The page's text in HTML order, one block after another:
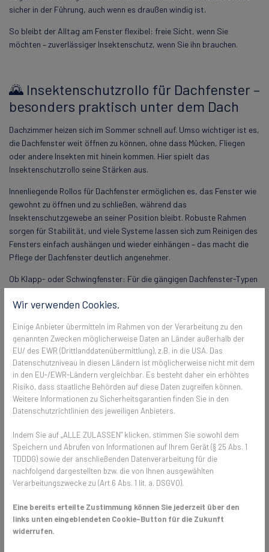
sicher in der Führung, auch wenn es draußen windig ist.
So bleibt der Alltag am Fenster flexibel: freie Sicht, wenn Sie
möchten – zuverlässiger Insektenschutz, wenn Sie ihn brauchen.
🌄 Insektenschutzrollo für Dachfenster –
besonders praktisch unter dem Dach
Dachzimmer heizen sich im Sommer schnell auf. Umso wichtiger ist es,
die Dachfenster weit öffnen zu können, ohne dass Mücken, Fliegen
oder andere Insekten mit hinein kommen. Hier spielt das
Insektenschutzrollo seine Stärken aus.
Innenliegende Rollos für Dachfenster ermöglichen es, das Fenster wie
gewohnt zu öffnen und zu schließen, während das
Insektenschutzgewebe an seiner Position bleibt. Robuste Rahmen
sorgen für Stabilität, und viele Systeme lassen sich zum Reinigen des
Fensters einfach aushängen und wieder einhängen – das macht die
Pflege der Dachfenster deutlich angenehmer.
Ob Klapp- oder Schwingfenster: Für die gängigen Dachfenster-Typen
integrieren.
🧩 Komfort & Vorteile im Überblick
Insektenschutzrollos für Fenster und Dachfenster verbinden mehrere
Vorteile in einem System:
Platzsparend & dezent:Das Gewebe verschwindet im
wichtig sind.
Hoher Bedienkomfort:Eine auf den Einsatz abgestimmte
Mechanik sorgt für leichtes Auf- und Abrollen; eine integrierte
Bremse unterstützt das kontrollierte Einfahren.
Sicher geführt:Seitliche Bürstenführungen verhindern, dass
Langlebig & stabil:
Die Systeme sind auf häufiges Öffnen und
Schließen ausgelegt und bieten hohe Stabilität, gerade bei
Wir verwenden Cookies.
Einige Anbieter übermitteln im Rahmen von der Verarbeitung zu den
genannten Zwecken möglicherweise Daten an Länder außerhalb der
EU/ des EWR (Drittlanddatenübermittlung), z.B. in die USA. Das
Datenschutzniveau in diesen Ländern ist möglicherweise nicht mit dem
in den EU-/EWR-Ländern vergleichbar. Es besteht daher ein erhöhtes
Risiko, dass staatliche Behörden auf diese Daten zugreifen können.
Weitere Informationen zu Sicherheitsgarantien finden Sie in den
Datenschutzrichtlinien des jeweiligen Anbieters.
Indem Sie auf „ALLE ZULASSEN" klicken, stimmen Sie sowohl dem
Speichern und Abrufen von Informationen auf Ihrem Gerät (§ 25 Abs. 1
TDDDG) sowie der anschließenden Datenverarbeitung für die
nachfolgend dargestellten bzw. die von Ihnen ausgewählten
Verarbeitungszwecke zu (Art 6 Abs. 1 lit. a. DSGVO).
Eine bereits erteilte Zustimmung können Sie jederzeit über den
links unten eingeblendeten Cookie-Button für die Zukunft
widerrufen.